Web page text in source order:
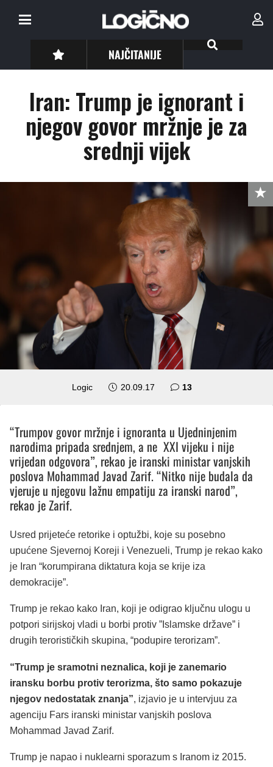
NAJČITANIJE
Iran: Trump je ignorant i
njegov govor mržnje je za
srednji vijek
Logic 20.09.17 13komentara
“Trumpov govor mržnje i ignoranta u Ujedninjenim
narodima pripada srednjem, a ne XXI vijeku i nije
vrijedan odgovora”, rekao je iranski ministar vanjskih
poslova Mohammad Javad Zarif. “Nitko nije budala da
vjeruje u njegovu lažnu empatiju za iranski narod”,
rekao je Zarif.
Usred prijeteće retorike i optužbi, koje su posebno
upućene Sjevernoj Koreji i Venezueli, Trump je rekao kako
je Iran “korumpirana diktatura koja se krije iza
demokracije”.
Trump je rekao kako Iran, koji je odigrao ključnu ulogu u
potpori sirijskoj vladi u borbi protiv ”Islamske države” i
drugih terorističkih skupina, “podupire terorizam”.
“Trump je sramotni neznalica, koji je zanemario
iransku borbu protiv terorizma, što samo pokazuje
njegov nedostatak znanja”, izjavio je u intervjuu za
agenciju Fars iranski ministar vanjskih poslova
Mohammad Javad Zarif.
Trump je napao i nuklearni sporazum s Iranom iz 2015.